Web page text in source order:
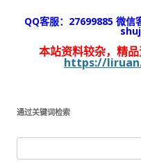
QQ客服：27699885 微
本站资料较杂，精
https://
通过关键词检索